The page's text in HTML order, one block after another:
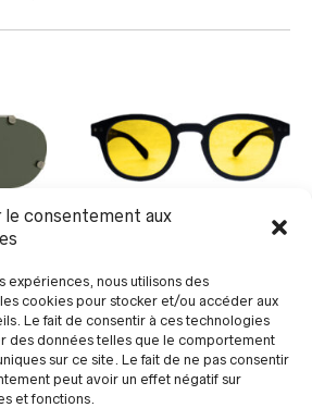
le consentement aux
expériences, nous utilisons des
cookies pour stocker et/ou accéder aux
Le fait de consentir à ces technologies
des données telles que le comportement
sur ce site. Le fait de ne pas consentir
peut avoir un effet négatif sur
et fonctions.
:
Vision Project : Night
voir les prix